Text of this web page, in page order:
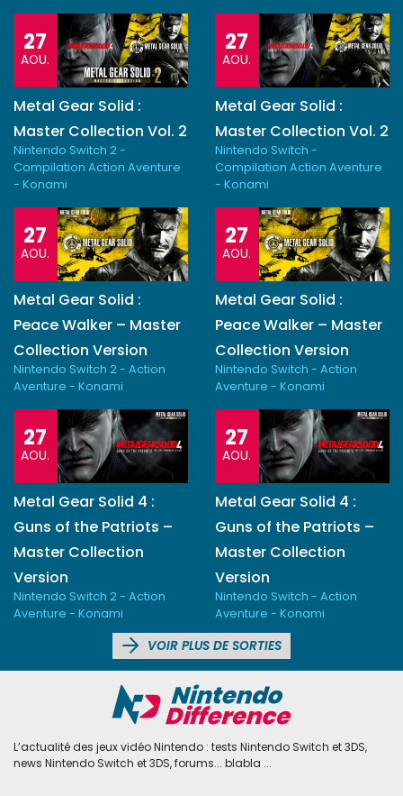
27
AOU.
Metal Gear Solid :
Master Collection Vol. 2
Nintendo Switch 2 -
Compilation Action Aventure
- Konami
27
AOU.
Metal Gear Solid :
Master Collection Vol. 2
Nintendo Switch -
Compilation Action Aventure
- Konami
27
AOU.
Metal Gear Solid :
Peace Walker – Master
Collection Version
Nintendo Switch 2 - Action
Aventure - Konami
27
AOU.
Metal Gear Solid :
Peace Walker – Master
Collection Version
Nintendo Switch - Action
Aventure - Konami
27
AOU.
Metal Gear Solid 4 :
Guns of the Patriots –
Master Collection
Version
Nintendo Switch 2 - Action
Aventure - Konami
27
AOU.
Metal Gear Solid 4 :
Guns of the Patriots –
Master Collection
Version
Nintendo Switch - Action
Aventure - Konami
VOIR PLUS DE SORTIES
L’actualité des jeux vidéo Nintendo : tests Nintendo Switch et 3DS,
news Nintendo Switch et 3DS, forums... blabla ...